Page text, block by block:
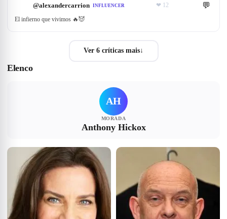
@alexandercarrion INFLUENCER ❤ 12 💬
El infierno que vivimos 🔥😈
Ver 6 críticas mais↓
Elenco
AH
MORADA
Anthony Hickox